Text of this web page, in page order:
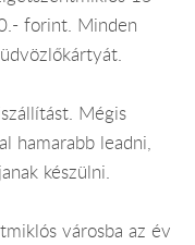
forint. Minden
Mégis
hamarabb leadni,
készülni.
városba az év